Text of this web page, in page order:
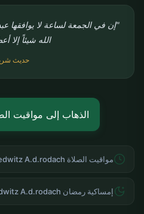
"إن في الجمعة لساعة لا يوافقها
الله شيئاً إلا
حديث
الذهاب إلى مواقيت
مواقيت الصلاة Redwitz A.d.rodach
إمساكية رمضان Redwitz A.d.rodach